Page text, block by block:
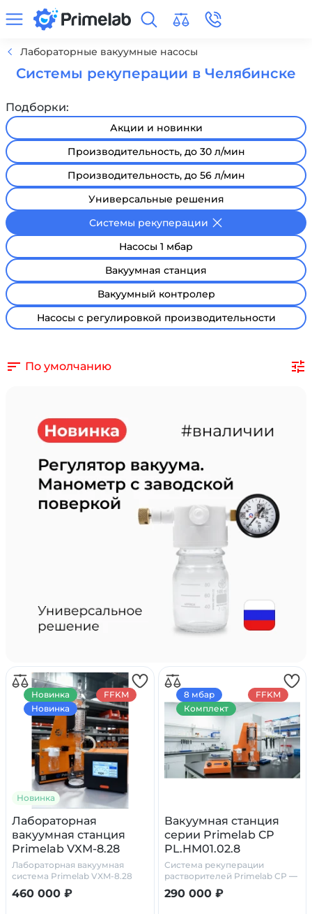
Лабораторные вакуумные насосы
Системы рекуперации в Челябинске
Подборки:
Акции и новинки
Производительность, до 30 л/мин
Производительность, до 56 л/мин
Универсальные решения
Системы рекуперации
Насосы 1 мбар
Вакуумная станция
Вакуумный контролер
Насосы с регулировкой производительности
По умолчанию
Новинка
Лабораторная
вакуумная станция
Primelab VXM-8.28
модульная
Лабораторная вакуумная
система Primelab VXM-8.28
модульная
460 000 ₽
Новинка
FFKM
Новинка
Вакуумная станция
серии Primelab СР
PL.HM01.02.8
Система рекуперации
растворителей Primelab СР —
химически стойкое решение
для лабораторий
290 000 ₽
8 мбар
FFKM
Комплект